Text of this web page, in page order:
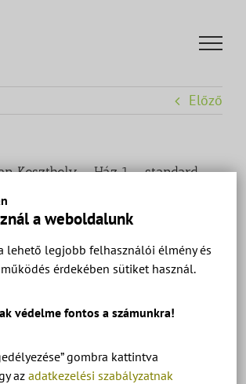
a weboldalunk
lehető legjobb felhasználói élmény és
érdekében sütiket használ.
védelme fontos a számunkra!
gombra kattintva
az adatkezelési szabályzatnak
Előző
Keszthely – Ház 1 – standard